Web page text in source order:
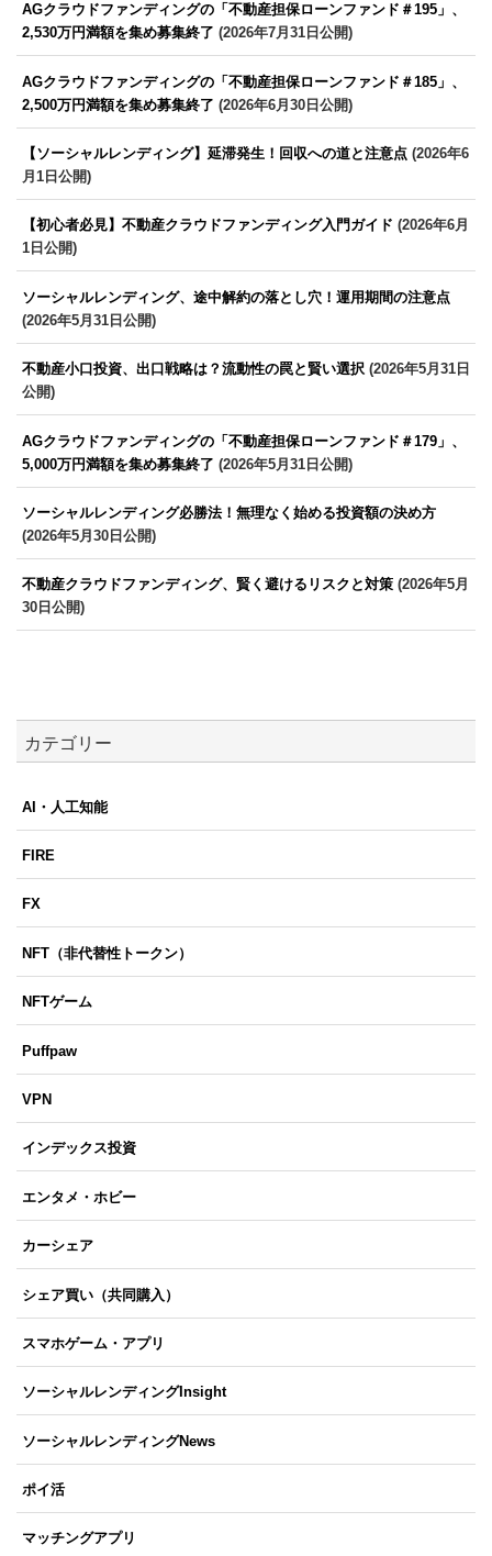
AGクラウドファンディングの「不動産担保ローンファンド＃195」、
2,530万円満額を集め募集終了 (2026年7月31日公開)
AGクラウドファンディングの「不動産担保ローンファンド＃185」、
2,500万円満額を集め募集終了 (2026年6月30日公開)
【ソーシャルレンディング】延滞発生！回収への道と注意点 (2026年6
月1日公開)
【初心者必見】不動産クラウドファンディング入門ガイド (2026年6月
1日公開)
ソーシャルレンディング、途中解約の落とし穴！運用期間の注意点
(2026年5月31日公開)
不動産小口投資、出口戦略は？流動性の罠と賢い選択 (2026年5月31日
公開)
AGクラウドファンディングの「不動産担保ローンファンド＃179」、
5,000万円満額を集め募集終了 (2026年5月31日公開)
ソーシャルレンディング必勝法！無理なく始める投資額の決め方
(2026年5月30日公開)
不動産クラウドファンディング、賢く避けるリスクと対策 (2026年5月
30日公開)
カテゴリー
AI・人工知能
FIRE
FX
NFT（非代替性トークン）
NFTゲーム
Puffpaw
VPN
インデックス投資
エンタメ・ホビー
カーシェア
シェア買い（共同購入）
スマホゲーム・アプリ
ソーシャルレンディングInsight
ソーシャルレンディングNews
ポイ活
マッチングアプリ